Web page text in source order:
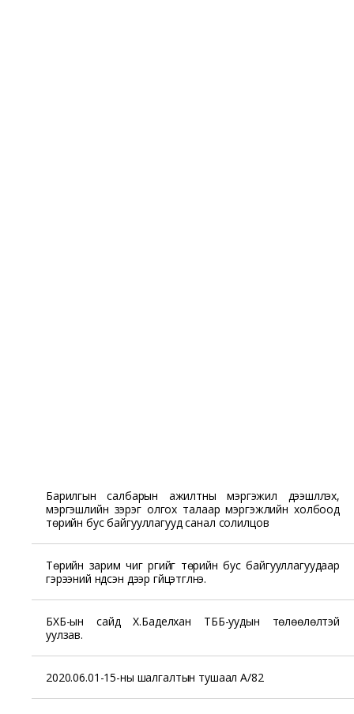
Барилгын салбарын ажилтны мэргэжил дээшлүүлэх,
мэргэшлийн зэрэг олгох талаар мэргэжлийн холбоод
төрийн бус байгууллагууд санал солилцов
Төрийн зарим чиг үүргийг төрийн бус байгууллагуудаар
гэрээний үндсэн дээр гүйцэтгүүлнэ.
БХБ-ын сайд Х.Баделхан ТББ-уудын төлөөлөлтэй
уулзав.
2020.06.01-15-ны шалгалтын тушаал А/82